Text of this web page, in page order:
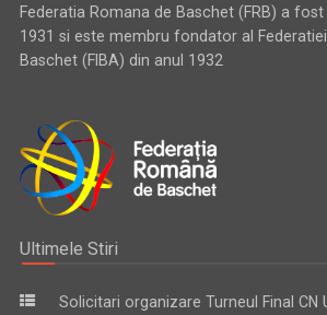
Federatia Romana de Baschet (FRB) a
1931 si este membru fondator al
Baschet (FIBA) din anul 1932
Ultimele Stiri
Solicitari organizare Turneul Final CN